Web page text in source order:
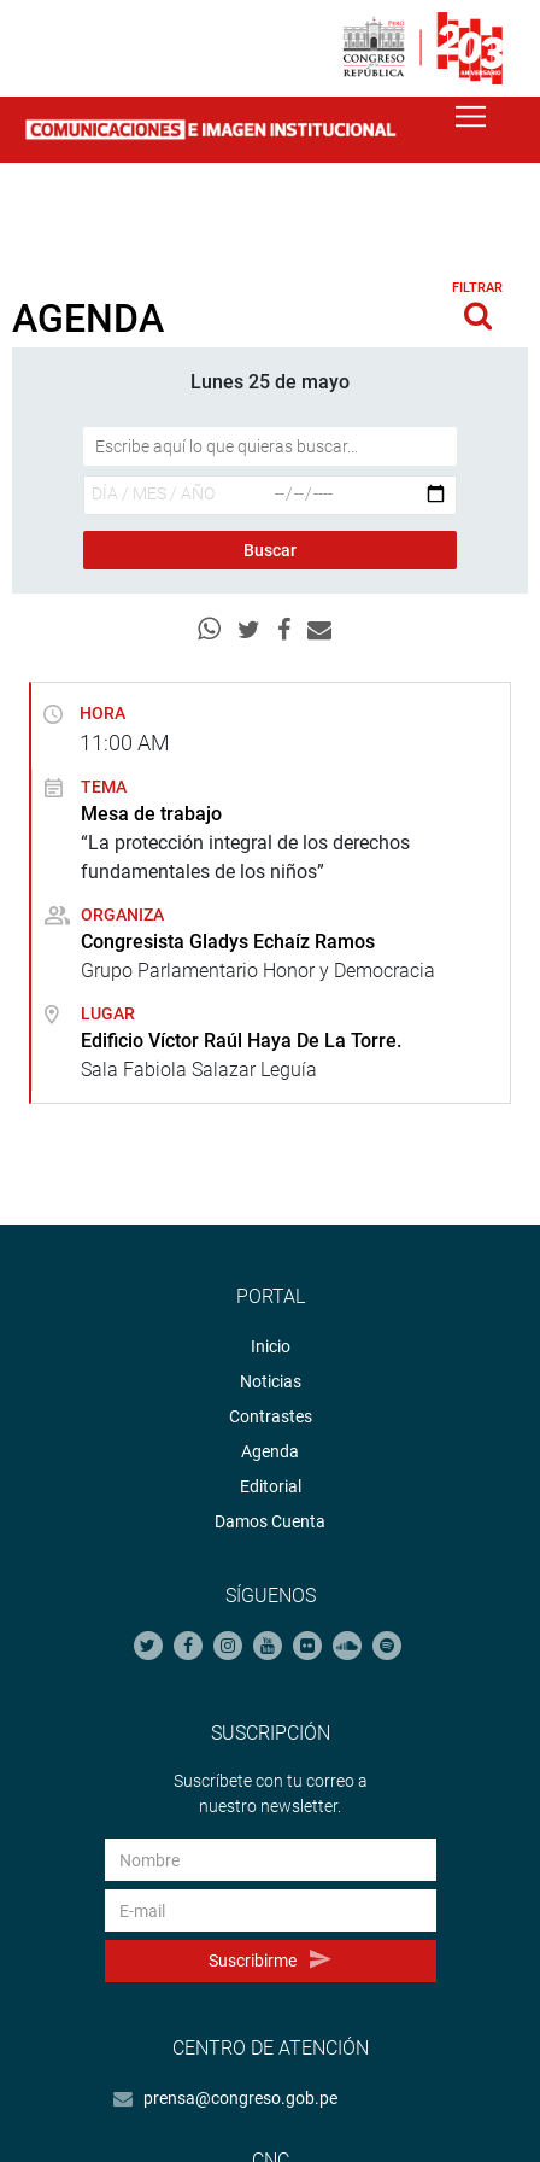
AGENDA
FILTRAR
Lunes 25 de mayo
HORA
11:00 AM
TEMA
Mesa de trabajo
“La protección integral de los derechos
fundamentales de los niños”
ORGANIZA
Congresista Gladys Echaíz Ramos
Grupo Parlamentario Honor y Democracia
LUGAR
Edificio Víctor Raúl Haya De La Torre.
Sala Fabiola Salazar Leguía
PORTAL
Inicio
Noticias
Contrastes
Agenda
Editorial
Damos Cuenta
SÍGUENOS
SUSCRIPCIÓN
Suscríbete con tu correo a
nuestro newsletter.
Suscribirme
CENTRO DE ATENCIÓN
prensa@congreso.gob.pe